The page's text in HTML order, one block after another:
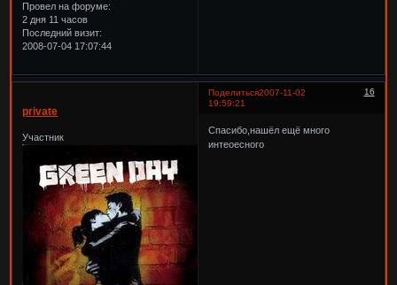
Провел на форуме:
2 дня 11 часов
Последний визит:
2008-07-04 17:07:44
Поделиться 16
2007-11-02
19:59:21
private
Участник
Спасибо,нашёл ещё много
интеоесного